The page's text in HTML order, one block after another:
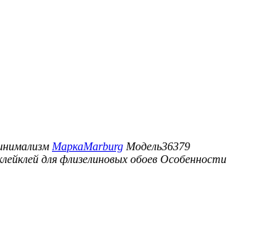
МаркаMarburg Модель36379
клей для флизелиновых обоев Особенности